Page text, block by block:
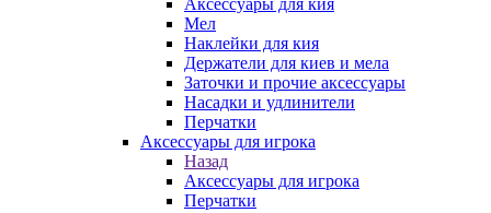
Аксессуары для кия
Мел
Наклейки для кия
Держатели для киев и мела
Заточки и прочие аксессуары
Насадки и удлинители
Перчатки
Аксессуары для игрока
Назад
Аксессуары для игрока
Перчатки